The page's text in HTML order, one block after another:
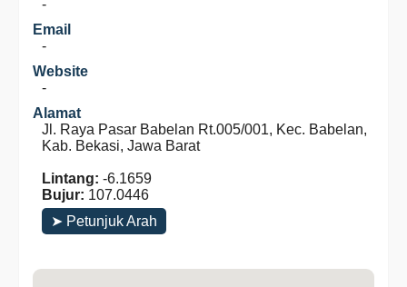
-
Email
-
Website
-
Alamat
Jl. Raya Pasar Babelan Rt.005/001, Kec. Babelan,
Kab. Bekasi, Jawa Barat
Lintang: -6.1659
Bujur: 107.0446
➤ Petunjuk Arah